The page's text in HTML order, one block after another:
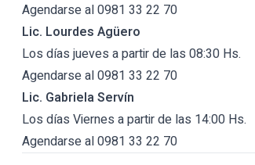
Agendarse al 0981 33 22 70
Lic. Lourdes Agüero
Los días jueves a partir de las 08:30 Hs.
Agendarse al 0981 33 22 70
Lic. Gabriela Servín
Los días Viernes a partir de las 14:00 Hs.
Agendarse al 0981 33 22 70